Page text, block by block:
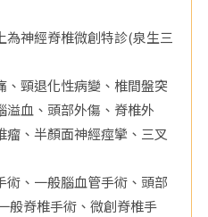
為神經脊椎微創特診(泉生三
、頸退化性病變、椎間盤突
溢血、頭部外傷、脊椎外
瘤、半顏面神經痙攣、三叉
術、一般腦血管手術、頭部
般脊椎手術、微創脊椎手